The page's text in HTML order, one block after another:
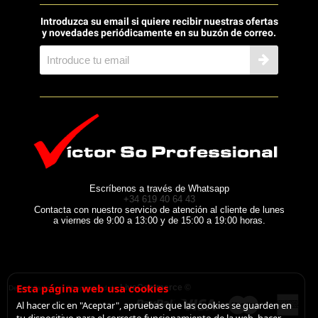
Introduzca su email si quiere recibir nuestras ofertas
y novedades periódicamente en su buzón de correo.
Escríbenos a través de Whatsapp
+34 619 40 64 43
Contacta con nuestro servicio de atención al cliente de lunes
a viernes de 9:00 a 13:00 y de 15:00 a 19:00 horas.
Desarrollado con Shopincloud deLiveCommerce ©
Esta página web usa cookies
Al hacer clic en "Aceptar", apruebas que las cookies se guarden en